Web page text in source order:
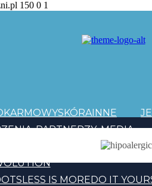
150 0 1
SKÓRAINNE
PARTNERZY MEDIA
LESS IS MOREDO IT